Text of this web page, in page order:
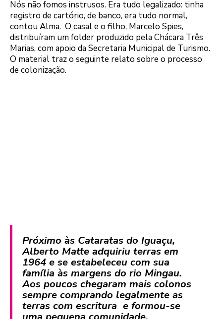
Nós não fomos instrusos. Era tudo legalizado: tinha
registro de cartório, de banco, era tudo normal,
contou Alma. O casal e o filho, Marcelo Spies,
distribuíram um folder produzido pela Chácara Três
Marias, com apoio da Secretaria Municipal de Turismo.
O material traz o seguinte relato sobre o processo
de colonização.
Próximo às Cataratas do Iguaçu,
Alberto Matte adquiriu terras em
1964 e se estabeleceu com sua
família às margens do rio Mingau.
Aos poucos chegaram mais colonos 
sempre comprando legalmente as
terras com escritura  e formou-se